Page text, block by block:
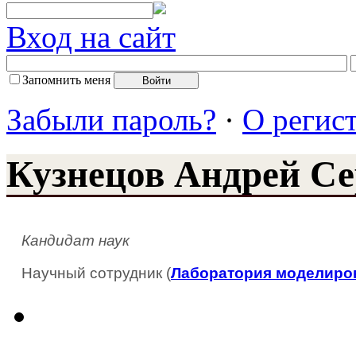
Вход на сайт
Запомнить меня
Забыли пароль? · О
Кузнецов Андрей
Кандидат наук
Научный сотрудник (Лаборатория